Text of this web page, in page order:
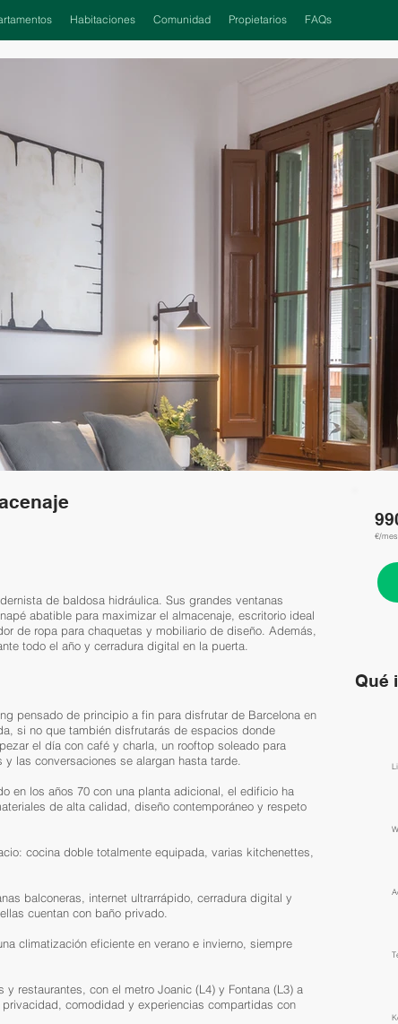
Habitaciones Comunidad Propietarios FAQs
de baldosa hidráulica. Sus grandes ventanas
abatible para maximizar el almacenaje, escritorio ideal
de ropa para chaquetas y mobiliario de diseño. Además,
todo el año y cerradura digital en la puerta.
pensado de principio a fin para disfrutar de Barcelona en
si no que también disfrutarás de espacios donde
el día con café y charla, un rooftop soleado para
las conversaciones se alargan hasta tarde.
en los años 70 con una planta adicional, el edificio ha
de alta calidad, diseño contemporáneo y respeto
cocina doble totalmente equipada, varias kitchenettes,
balconeras, internet ultrarrápido, cerradura digital y
cuentan con baño privado.
climatización eficiente en verano e invierno, siempre
restaurantes, con el metro Joanic (L4) y Fontana (L3) a
comodidad y experiencias compartidas con
€/mes
Qué